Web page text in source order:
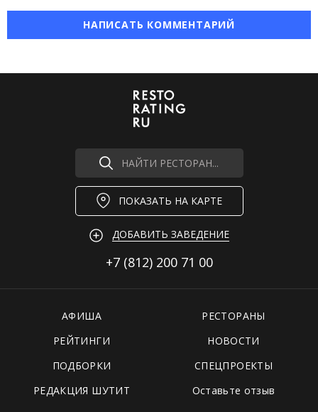
НАПИСАТЬ КОММЕНТАРИЙ
НАЙТИ РЕСТОРАН...
ПОКАЗАТЬ НА КАРТЕ
ДОБАВИТЬ ЗАВЕДЕНИЕ
+7 (812) 200 71 00
АФИША
РЕСТОРАНЫ
РЕЙТИНГИ
НОВОСТИ
ПОДБОРКИ
СПЕЦПРОЕКТЫ
РЕДАКЦИЯ ШУТИТ
Оставьте отзыв